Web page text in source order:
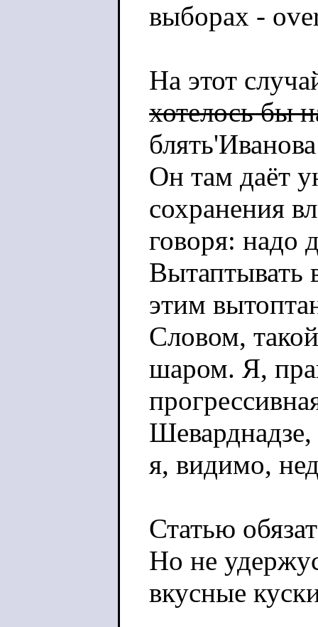
выборах -
На этот
хотелось бы
Он там даёт
сохранения
говоря: надо
Вытаптывать
этим
Словом,
шаром. Я,
я, видимо,
Статью
Но не
вкусные